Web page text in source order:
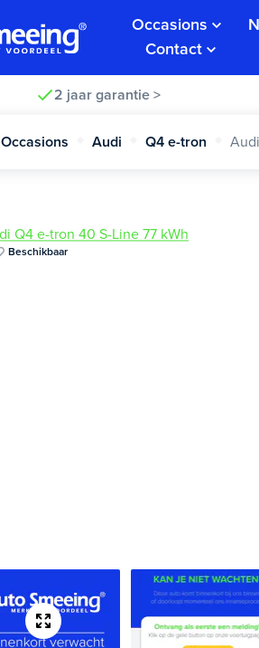
Occasions
Contact
2 jaar garantie >
Occasions Audi Q4 e-tron
Beschikbaar